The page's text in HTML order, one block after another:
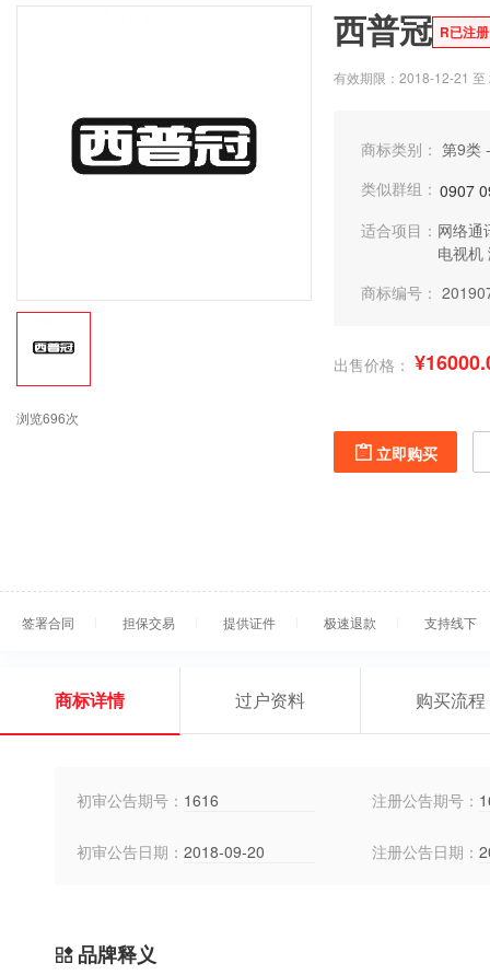
浏览696次
西普冠 R已注册
有效期限：2018-12-21
商标类别： 第9类
类似群组： 0907
适合项目： 网络通
电视机
商标编号：
出售价格：
立即购买
签署合同 担保交易 提供证件 极速退款 支持线下
商标详情 过户资料 购买流程
初审公告期号： 1616 注册公告期号：
初审公告日期： 2018-09-20 注册公告日期：
品牌释义